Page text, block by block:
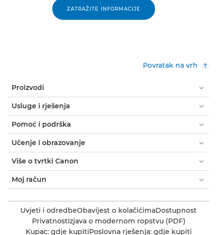
ZATRAŽITE INFORMACIJE
Povratak na vrh
Proizvodi
Usluge i rješenja
Pomoć i podrška
Učenje i obrazovanje
Više o tvrtki Canon
Moj račun
Uvjeti i odredbeObavijest o kolačićimaDostupnost
PrivatnostIzjava o modernom ropstvu (PDF)
Kupac: gdje kupitiPoslovna rješenja: gdje kupiti